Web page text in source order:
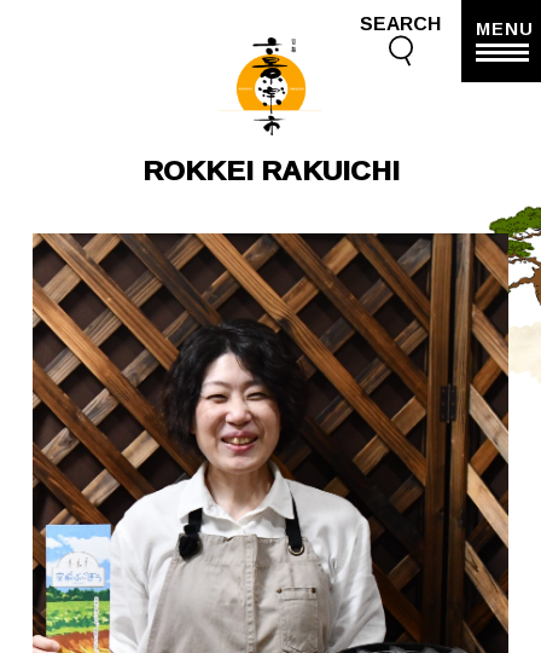
ROKKEI RAKUICHI
SEARCH MENU